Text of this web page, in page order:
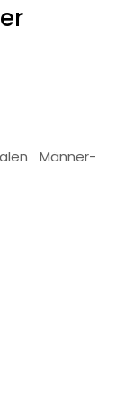
Männer-